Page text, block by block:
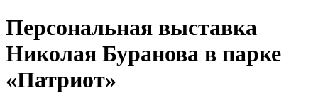
Персональная выставка
Николая Буранова в парке
«Патриот»